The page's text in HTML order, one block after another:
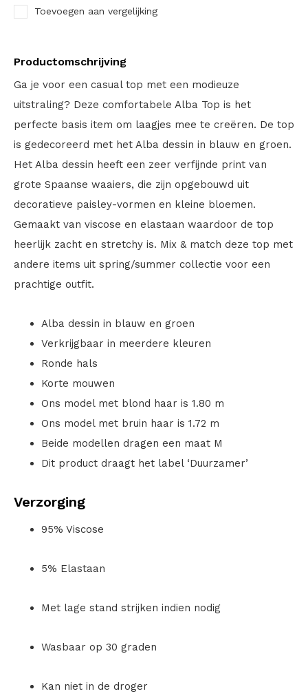
Toevoegen aan vergelijking
Productomschrijving
Ga je voor een casual top met een modieuze
uitstraling? Deze comfortabele Alba Top is het
perfecte basis item om laagjes mee te creëren. De top
is gedecoreerd met het Alba dessin in blauw en groen.
Het Alba dessin heeft een zeer verfijnde print van
grote Spaanse waaiers, die zijn opgebouwd uit
decoratieve paisley-vormen en kleine bloemen.
Gemaakt van viscose en elastaan waardoor de top
heerlijk zacht en stretchy is. Mix & match deze top met
andere items uit spring/summer collectie voor een
prachtige outfit.
Alba dessin in blauw en groen
Verkrijgbaar in meerdere kleuren
Ronde hals
Korte mouwen
Ons model met blond haar is 1.80 m
Ons model met bruin haar is 1.72 m
Beide modellen dragen een maat M
Dit product draagt het label ‘Duurzamer’
Verzorging
95% Viscose
5% Elastaan
Met lage stand strijken indien nodig
Wasbaar op 30 graden
Kan niet in de droger